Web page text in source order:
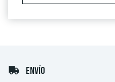
ENVÍO